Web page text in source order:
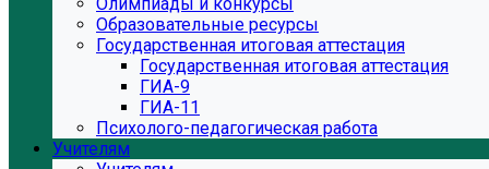
Образовательные ресурсы
Государственная итоговая аттестация
Государственная итоговая аттестация
ГИА-9
ГИА-11
Психолого-педагогическая работа
Учителям